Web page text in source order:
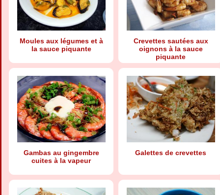
Moules aux légumes et à
la sauce piquante
Crevettes sautées aux
oignons à la sauce
piquante
Gambas au gingembre
cuites à la vapeur
Galettes de crevettes